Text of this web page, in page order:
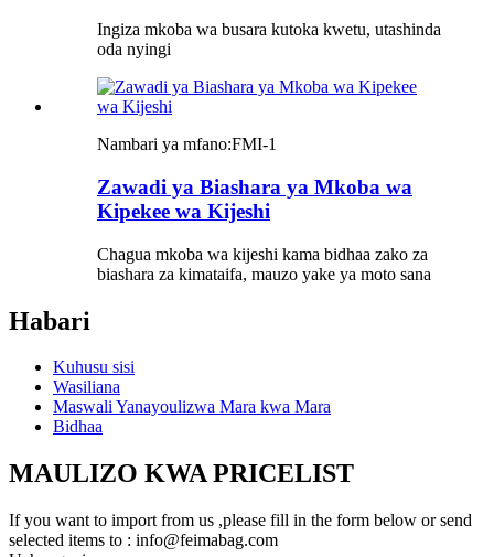
Ingiza mkoba wa busara kutoka kwetu, utashinda
oda nyingi
Nambari ya mfano:FMI-1
Zawadi ya Biashara ya Mkoba wa
Kipekee wa Kijeshi
Chagua mkoba wa kijeshi kama bidhaa zako za
biashara za kimataifa, mauzo yake ya moto sana
Habari
Kuhusu sisi
Wasiliana
Maswali Yanayoulizwa Mara kwa Mara
Bidhaa
MAULIZO KWA PRICELIST
If you want to import from us ,please fill in the form below or send
selected items to : info@feimabag.com